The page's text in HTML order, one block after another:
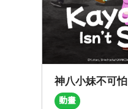
神八小妹不可怕
動畫